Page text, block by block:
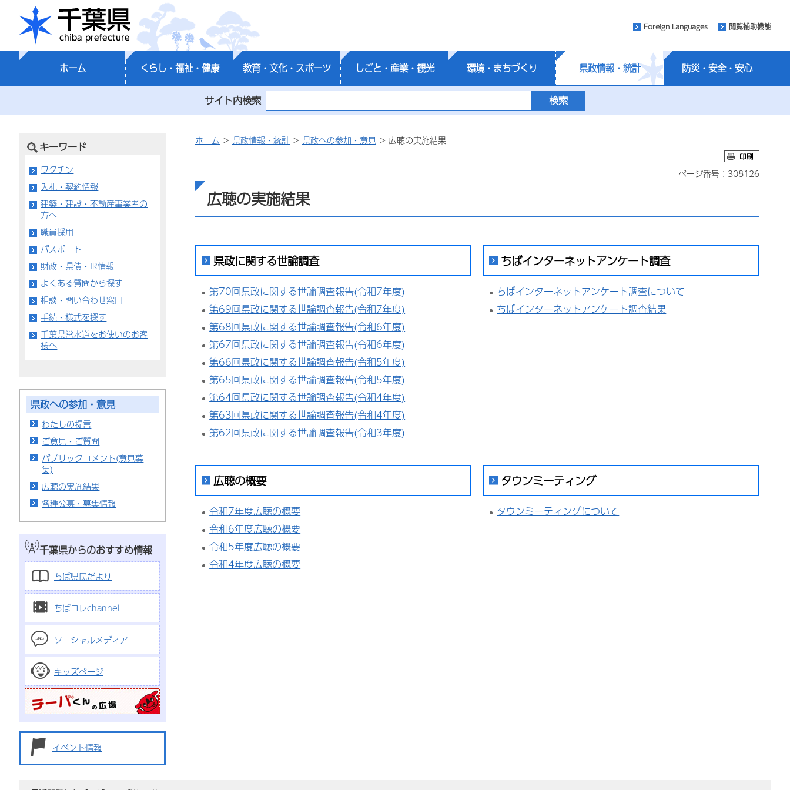
千葉県
Foreign Languages 閲覧補助機能
ホーム くらし・福祉・健康 教育・文化・スポーツ しごと・産業・観光 環境・まちづくり 県政情報・統計 防災・安全・安心
サイト内検索
キーワード
ワクチン
入札・契約情報
建築・建設・不動産事業者の
方へ
職員採用
パスポート
財政・県債・IR情報
よくある質問から探す
相談・問い合わせ窓口
手続・様式を探す
千葉県営水道をお使いのお客
様へ
県政への参加・意見
わたしの提言
ご意見・ご質問
パブリックコメント(意見募
集)
広聴の実施結果
各種公募・募集情報
千葉県からのおすすめ情報
ちば県民だより
ちばコレchannel
ソーシャルメディア
キッズページ
イベント情報
ホーム > 県政情報・統計 > 県政への参加・意見 > 広聴の実施結果
ページ番号：308126
広聴の実施結果
県政に関する世論調査
第70回県政に関する世論調査報告(令和7年度)
第69回県政に関する世論調査報告(令和7年度)
第68回県政に関する世論調査報告(令和6年度)
第67回県政に関する世論調査報告(令和6年度)
第66回県政に関する世論調査報告(令和5年度)
第65回県政に関する世論調査報告(令和5年度)
第64回県政に関する世論調査報告(令和4年度)
第63回県政に関する世論調査報告(令和4年度)
第62回県政に関する世論調査報告(令和3年度)
ちばインターネットアンケート調査
ちばインターネットアンケート調査について
ちばインターネットアンケート調査結果
広聴の概要
令和7年度広聴の概要
令和6年度広聴の概要
令和5年度広聴の概要
令和4年度広聴の概要
タウンミーティング
タウンミーティングについて